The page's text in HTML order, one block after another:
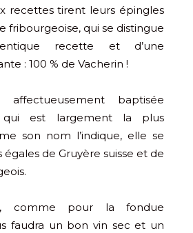
recettes tirent leurs épingles
fribourgeoise, qui se distingue
recette et d’une
: 100 % de Vacherin !
baptisée
qui est largement la plus
son nom l’indique, elle se
de Gruyère suisse et de
comme pour la fondue
faudra un bon vin sec et un